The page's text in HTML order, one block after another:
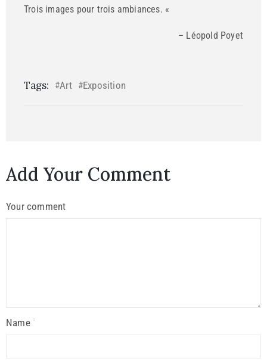
Trois images pour trois ambiances. «
– Léopold Poyet
Tags: #Art #Exposition
Add Your Comment
Your comment
Name